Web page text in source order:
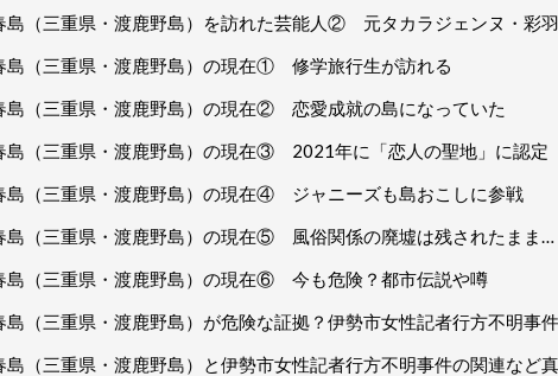
島（三重県・渡鹿野島）を訪れた芸能人② 元タカラジェンヌ・彩
島（三重県・渡鹿野島）の現在① 修学旅行生が訪れる
島（三重県・渡鹿野島）の現在② 恋愛成就の島になっていた
島（三重県・渡鹿野島）の現在③ 2021年に「恋人の聖地」に認定
島（三重県・渡鹿野島）の現在④ ジャニーズも島おこしに参戦
島（三重県・渡鹿野島）の現在⑤ 風俗関係の廃墟は残されたまま…
島（三重県・渡鹿野島）の現在⑥ 今も危険？都市伝説や噂
島（三重県・渡鹿野島）が危険な証拠？伊勢市女性記者行方不明事
島（三重県・渡鹿野島）と伊勢市女性記者行方不明事件の関連など